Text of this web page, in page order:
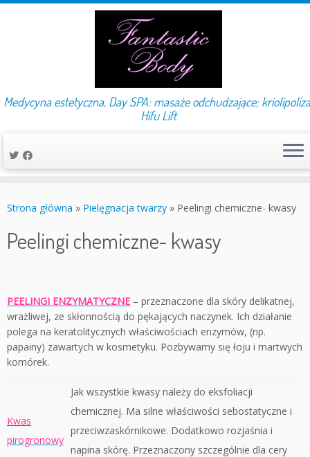
do
Medycyna estetyczna, Day SPA: masaże odchudzające;
Hifu Lift
Strona główna » Pielęgnacja twarzy » Peelingi chemiczne- kwasy
Peelingi chemiczne- kwasy
PEELINGI ENZYMATYCZNE – przeznaczone dla skóry delikatnej,
wrażliwej, ze skłonnością do pękających naczynek. Ich działanie
polega na keratolitycznych właściwościach enzymów, (np.
papainy) zawartych w kosmetyku. Pozbywamy się łoju i martwych
komórek.
Kwas
pirogronowy
Jak wszystkie kwasy należy do eksfoliacji
chemicznej. Ma silne właściwości sebostatyczne i
przeciwzaskórnikowe. Dodatkowo rozjaśnia i
napina skórę. Przeznaczony szczególnie dla cery